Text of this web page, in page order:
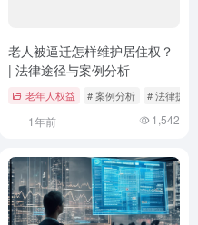
# 网络刷单
老人被逼迁怎样维护居住权？
| 法律途径与案例分析
老年人权益 # 案例分析 # 法律援助
1年前 1,542